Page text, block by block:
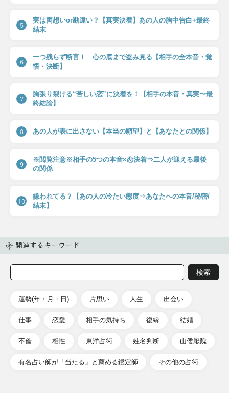
5
実は両想いor勘違い？【真実決着】あの人の胸中告白+最終
結末
6
一つ残らず断言！ 心の底まで盗み見る【相手の全本音・覚
悟・決断】
7
胸張り裂ける“苦しい恋”に決着を！【相手の本音・真実〜最
終結論】
8 あの人が表に出さない【本当の願望】と【あなたとの関係】
9
※閲覧注意※相手の5つの本音×恋決着⇒二人が迎える最後
の関係
10
嫌われてる？【あの人の冷たい態度⇒あなたへの本音/秘密/
結末】
関連するキーワード
運勢(年・月・日) 片思い 人生 出会い
仕事 恋愛 相手の気持ち 復縁 結婚
不倫 相性 東洋占術 姓名判断 山倭厭魏
有名占い師が「当たる」と薦める鑑定師 その他の占術